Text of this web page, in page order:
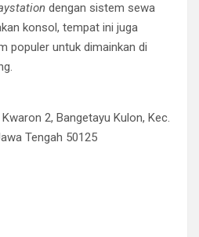
dengan sistem sewa
konsol, tempat ini juga
populer untuk dimainkan di
2, Bangetayu Kulon, Kec.
Tengah 50125